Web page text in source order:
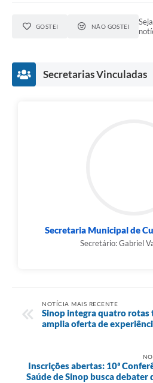
GOSTEI NÃO GOSTEI
Secretarias Vinculadas
Secretaria Municipal de
Secretário: Gabriel
NOTÍCIA MAIS RECENTE
Sinop integra quatro rotas
amplia oferta de
Inscrições abertas: 10ª
Saúde de Sinop busca debater